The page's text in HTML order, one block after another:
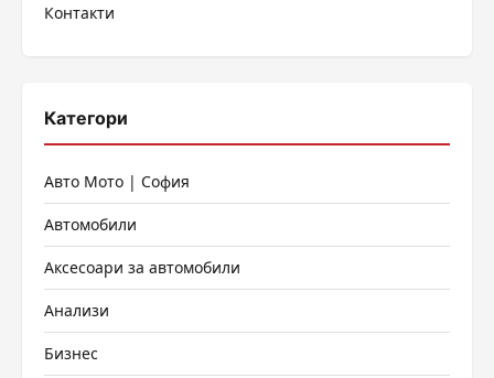
Контакти
Категори
Авто Мото | София
Автомобили
Аксесоари за автомобили
Анализи
Бизнес